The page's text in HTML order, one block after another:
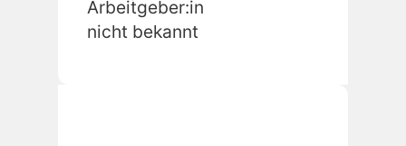
Arbeitgeber:in
nicht bekannt